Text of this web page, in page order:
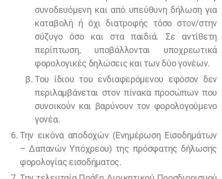
συνοδευόμενη και από υπεύθυνη δήλωση για
καταβολή ή όχι διατροφής τόσο στον/στην
σύζυγο όσο και στα παιδιά. Σε αντίθετη
περίπτωση, υποβάλλονται υποχρεωτικά
φορολογικές δηλώσεις και των δύο γονέων.
Του ίδιου του ενδιαφερόμενου εφόσον δεν
περιλαμβάνεται στον πίνακα προσώπων που
συνοικούν και βαρύνουν τον φορολογούμενο
γονέα.
Την εικόνα αποδοχών (Ενημέρωση Εισοδημάτων
– Δαπανών Υπόχρεου) της πρόσφατης δήλωσης
φορολογίας εισοδήματος.